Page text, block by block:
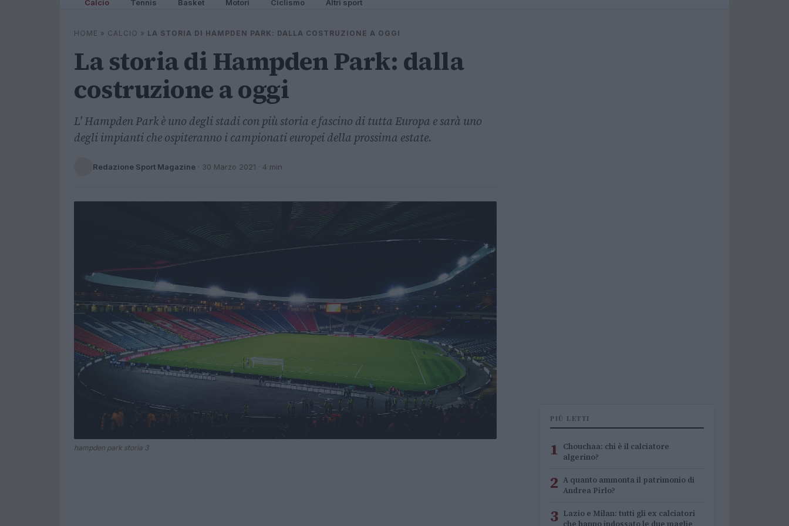
Calcio Tennis Basket Motori Ciclismo Altri sport
HOME » CALCIO » LA STORIA DI HAMPDEN PARK: DALLA COSTRUZIONE A OGGI
La storia di Hampden Park: dalla
costruzione a oggi
L' Hampden Park è uno degli stadi con più storia e fascino di tutta Europa e sarà uno
degli impianti che ospiteranno i campionati europei della prossima estate.
Redazione Sport Magazine · 30 Marzo 2021 · 4 min
hampden park storia 3
PIÙ LETTI
1 Chouchaa: chi è il calciatore
algerino?
2 A quanto ammonta il patrimonio di
Andrea Pirlo?
3 Lazio e Milan: tutti gli ex calciatori
che hanno indossato le due maglie